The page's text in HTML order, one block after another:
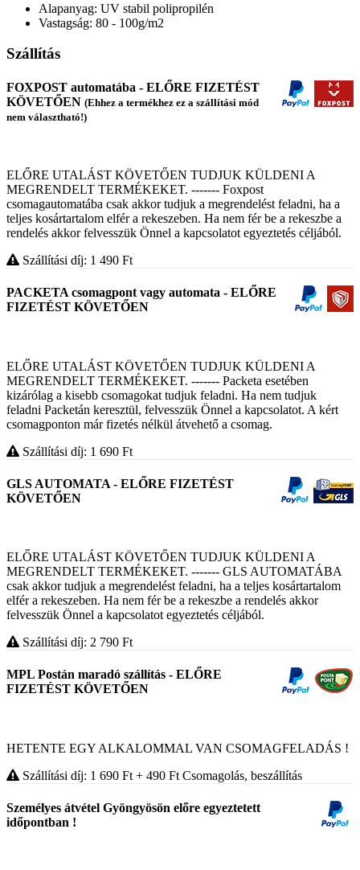
Alapanyag: UV stabil polipropilén
Vastagság: 80 - 100g/m2
Szállítás
FOXPOST automatába - ELŐRE FIZETÉST
KÖVETŐEN (Ehhez a termékhez ez a szállítási mód
nem választható!)
ELŐRE UTALÁST KÖVETŐEN TUDJUK KÜLDENI A
MEGRENDELT TERMÉKEKET. ------- Foxpost
csomagautomatába csak akkor tudjuk a megrendelést feladni, ha a
teljes kosártartalom elfér a rekeszeben. Ha nem fér be a rekeszbe a
rendelés akkor felvesszük Önnel a kapcsolatot egyeztetés céljából.
Szállítási díj: 1 490 Ft
PACKETA csomagpont vagy automata - ELŐRE
FIZETÉST KÖVETŐEN
ELŐRE UTALÁST KÖVETŐEN TUDJUK KÜLDENI A
MEGRENDELT TERMÉKEKET. ------- Packeta esetében
kizárólag a kisebb csomagokat tudjuk feladni. Ha nem tudjuk
feladni Packetán keresztül, felvesszük Önnel a kapcsolatot. A kért
csomagponton már fizetés nélkül átvehető a csomag.
Szállítási díj: 1 690 Ft
GLS AUTOMATA - ELŐRE FIZETÉST
KÖVETŐEN
ELŐRE UTALÁST KÖVETŐEN TUDJUK KÜLDENI A
MEGRENDELT TERMÉKEKET. ------- GLS AUTOMATÁBA
csak akkor tudjuk a megrendelést feladni, ha a teljes kosártartalom
elfér a rekeszeben. Ha nem fér be a rekeszbe a rendelés akkor
felvesszük Önnel a kapcsolatot egyeztetés céljából.
Szállítási díj: 2 790 Ft
MPL Postán maradó szállítás - ELŐRE
FIZETÉST KÖVETŐEN
HETENTE EGY ALKALOMMAL VAN CSOMAGFELADÁS !
Szállítási díj: 1 690 Ft + 490 Ft Csomagolás, beszállítás
Személyes átvétel Gyöngyösön előre egyeztetett
időpontban !